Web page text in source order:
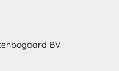
BV